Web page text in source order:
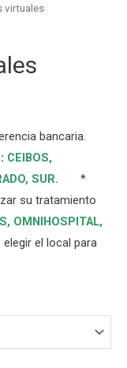
virtuales
bancaria.
CEIBOS,
, SUR.
*
su tratamiento
OMNIHOSPITAL,
elegir el local para